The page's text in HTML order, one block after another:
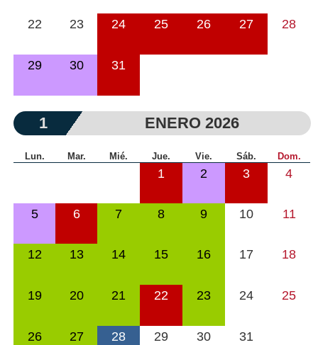
22 23 24 25 26 27 28
29 30 31
1 ENERO 2026
Lun. Mar. Mié. Jue. Vie. Sáb. Dom.
1 2 3 4
5 6 7 8 9 10 11
12 13 14 15 16 17 18
19 20 21 22 23 24 25
26 27 28 29 30 31